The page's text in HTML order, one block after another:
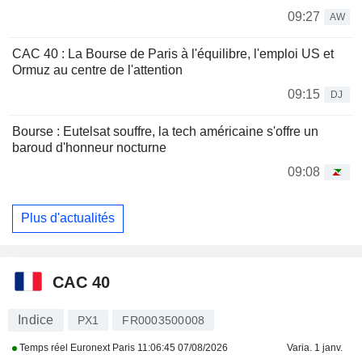
09:27
AW
CAC 40 : La Bourse de Paris à l'équilibre, l'emploi US et
Ormuz au centre de l'attention
09:15
DJ
Bourse : Eutelsat souffre, la tech américaine s'offre un
baroud d'honneur nocturne
09:08
Plus d'actualités
CAC 40
Indice PX1 FR0003500008
Temps réel Euronext Paris 11:06:45 07/08/2026 Varia. 1 janv.